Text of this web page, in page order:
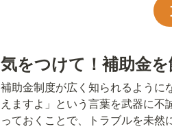
気をつけて！補助金
補助金制度が広く知られるように
えますよ」という言葉を武器に
っておくことで、トラブルを未然